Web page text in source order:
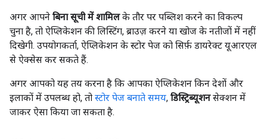
अगर आपने बिना सूची में शामिलके तौर पर पब्लिश करने का विकल्प
चुना है, तो ऐप्लिकेशन की लिस्टिंग, ब्राउज़ करने या खोज के नतीजों में नहीं
दिखेगी. उपयोगकर्ता, ऐप्लिकेशन के स्टोर पेज को सिर्फ़ डायरेक्ट यूआरएल
से ऐक्सेस कर सकते हैं.
अगर आपको यह तय करना है कि आपका ऐप्लिकेशन किन देशों और
इलाकों में उपलब्ध हो, तो स्टोर पेज बनाते समय, डिस्ट्रिब्यूशनसेक्शन में
जाकर ऐसा किया जा सकता है.